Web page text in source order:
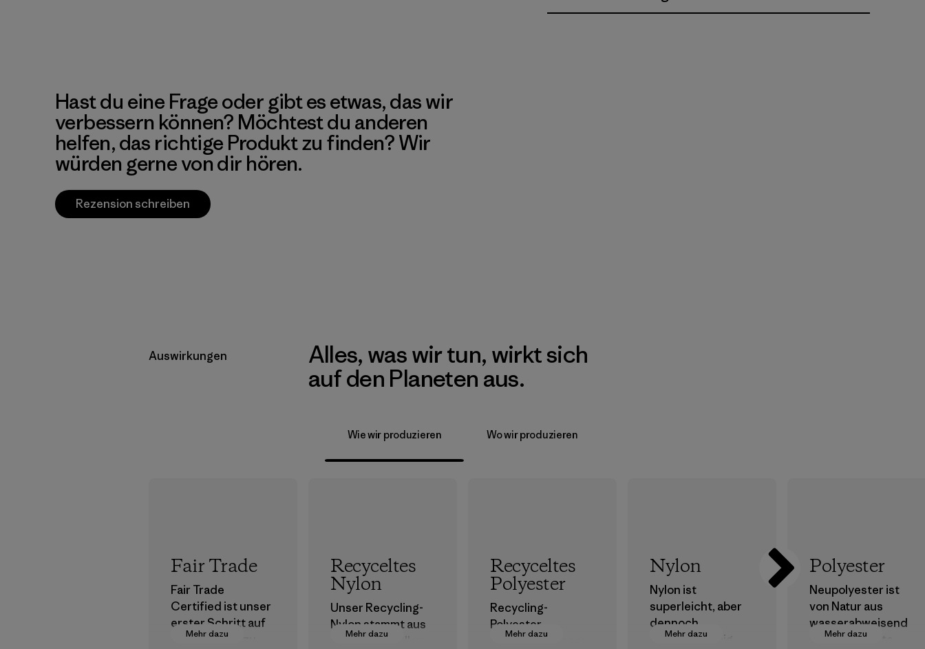
Hast du eine Frage oder gibt es etwas, das wir
verbessern können? Möchtest du anderen
helfen, das richtige Produkt zu finden? Wir
würden gerne von dir hören.
Rezension schreiben
Auswirkungen
Alles, was wir tun, wirkt sich
auf den Planeten aus.
Wie wir produzieren Wo wir produzieren
Mehr dazu
Fair Trade
Fair Trade
Certified ist unser
erster Schritt auf
dem Pfad hin zu
Mehr dazu
Recyceltes
Nylon
Unser Recycling-
Nylon stammt aus
postindustriellen
Mehr dazu
Recyceltes
Polyester
Recycling-
Polyester
verringert unsere
Mehr dazu
Nylon
Nylon ist
superleicht, aber
dennoch
strapazierfähig
Mehr dazu
Polyester
Neupolyester ist
von Natur aus
wasserabweisend
und bringt gute